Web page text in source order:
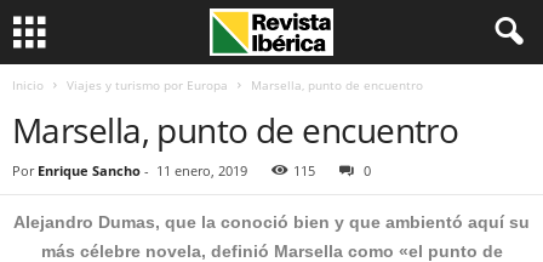
Inicio Viajes y turismo por Europa Marsella, punto de encuentro
Marsella, punto de encuentro
Por Enrique Sancho - 11 enero, 2019 115 0
Alejandro Dumas, que la conoció bien y que ambientó aquí su
más célebre novela, definió Marsella como «el punto de